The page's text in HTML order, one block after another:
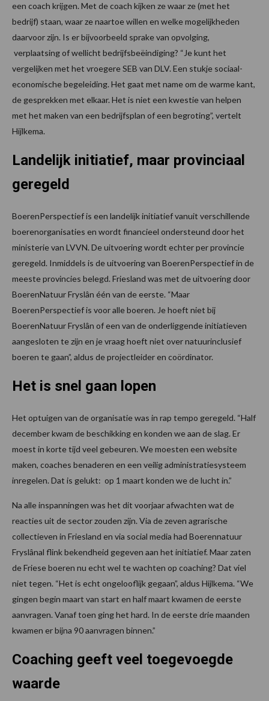
een coach krijgen. Met de coach kijken ze waar ze (met het
bedrijf) staan, waar ze naartoe willen en welke mogelijkheden
daarvoor zijn. Is er bijvoorbeeld sprake van opvolging,
verplaatsing of wellicht bedrijfsbeëindiging? “Je kunt het
vergelijken met het vroegere SEB van DLV. Een stukje sociaal-
economische begeleiding. Het gaat met name om de warme kant,
de gesprekken met elkaar. Het is niet een kwestie van helpen
met het maken van een bedrijfsplan of een begroting”, vertelt
Hijlkema.
Landelijk initiatief, maar provinciaal
geregeld
BoerenPerspectief is een landelijk initiatief vanuit verschillende
boerenorganisaties en wordt financieel ondersteund door het
ministerie van LVVN. De uitvoering wordt echter per provincie
geregeld. Inmiddels is de uitvoering van BoerenPerspectief in de
meeste provincies belegd. Friesland was met de uitvoering door
BoerenNatuur Fryslân één van de eerste. “Maar
BoerenPerspectief is voor alle boeren. Je hoeft niet bij
BoerenNatuur Fryslân of een van de onderliggende initiatieven
aangesloten te zijn en je vraag hoeft niet over natuurinclusief
boeren te gaan”, aldus de projectleider en coördinator.
Het is snel gaan lopen
Het optuigen van de organisatie was in rap tempo geregeld. “Half
december kwam de beschikking en konden we aan de slag. Er
moest in korte tijd veel gebeuren. We moesten een website
maken, coaches benaderen en een veilig administratiesysteem
inregelen. Dat is gelukt: op 1 maart konden we de lucht in.”
Na alle inspanningen was het dit voorjaar afwachten wat de
reacties uit de sector zouden zijn. Via de zeven agrarische
collectieven in Friesland en via social media had Boerennatuur
Fryslânal flink bekendheid gegeven aan het initiatief. Maar zaten
de Friese boeren nu echt wel te wachten op coaching? Dat viel
niet tegen. “Het is echt ongelooflijk gegaan”, aldus Hijlkema. “We
gingen begin maart van start en half maart kwamen de eerste
aanvragen. Vanaf toen ging het hard. In de eerste drie maanden
kwamen er bijna 90 aanvragen binnen.”
Coaching geeft veel toegevoegde
waarde